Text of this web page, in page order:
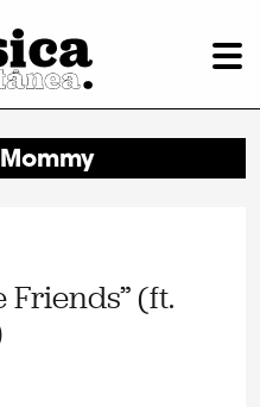
Friends” (ft.